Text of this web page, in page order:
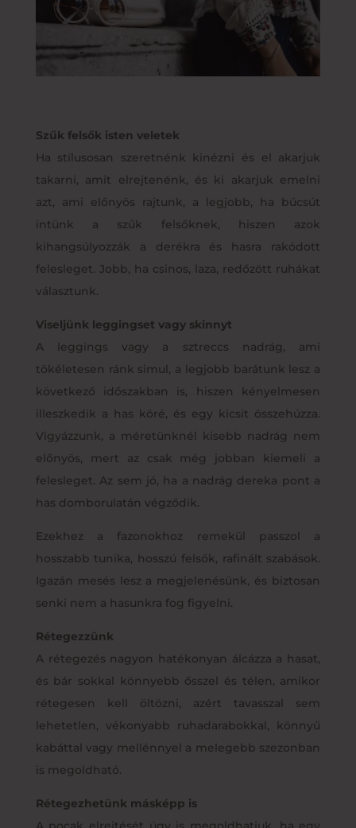
Szűk felsők isten veletek
Ha stílusosan szeretnénk kinézni és el akarjuk
takarni, amit elrejtenénk, és ki akarjuk emelni
azt, ami előnyös rajtunk, a legjobb, ha búcsút
intünk a szűk felsőknek, hiszen azok
kihangsúlyozzák a derékra és hasra rakódott
felesleget. Jobb, ha csinos, laza, redőzött ruhákat
választunk.
Viseljünk leggingset vagy skinnyt
A leggings vagy a sztreccs nadrág, ami
tökéletesen ránk simul, a legjobb barátunk lesz a
következő időszakban is, hiszen kényelmesen
illeszkedik a has köré, és egy kicsit összehúzza.
Vigyázzunk, a méretünknél kisebb nadrág nem
előnyös, mert az csak még jobban kiemeli a
felesleget. Az sem jó, ha a nadrág dereka pont a
has domborulatán végződik.
Ezekhez a fazonokhoz remekül passzol a
hosszabb tunika, hosszú felsők, rafinált szabások.
Igazán mesés lesz a megjelenésünk, és biztosan
senki nem a hasunkra fog figyelni.
Rétegezzünk
A rétegezés nagyon hatékonyan álcázza a hasat,
és bár sokkal könnyebb ősszel és télen, amikor
rétegesen kell öltözni, azért tavasszal sem
lehetetlen, vékonyabb ruhadarabokkal, könnyű
kabáttal vagy mellénnyel a melegebb szezonban
is megoldható.
Rétegezhetünk másképp is